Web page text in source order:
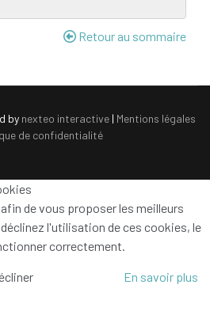
Retour au sommaire
by nexteo interactive| Mentions légales
de confidentialité
de vous proposer les meilleurs
l'utilisation de ces cookies, le
correctement.
En savoir plus